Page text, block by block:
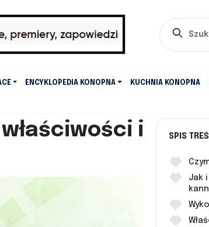
ENCYKLOPEDIA KONOPNA KUCHNIA KONOPNA
i
SPIS
Jak